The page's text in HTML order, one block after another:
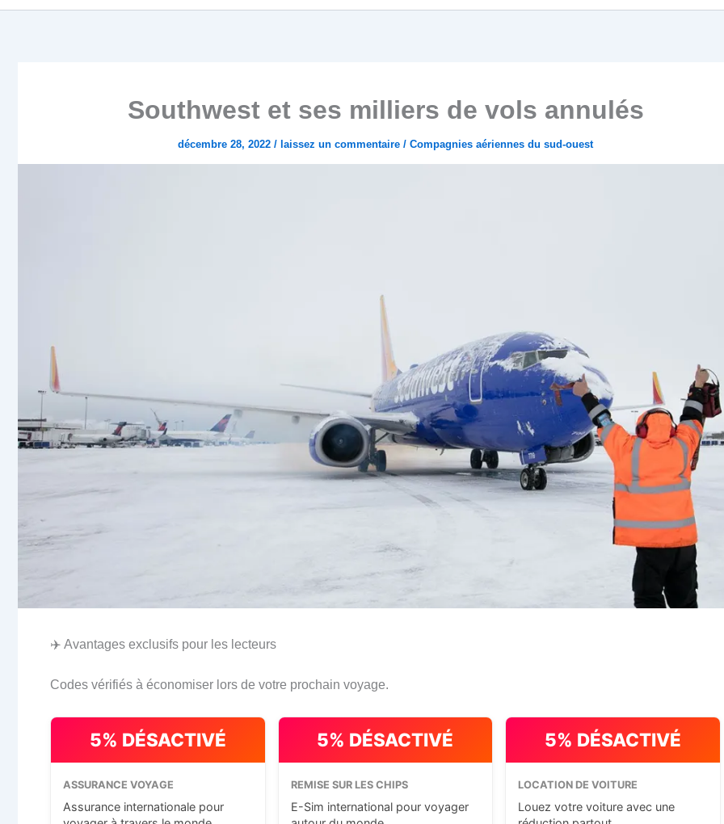
Southwest et ses milliers de vols annulés
décembre 28, 2022 / laissez un commentaire / Compagnies aériennes du sud-ouest
✈️ Avantages exclusifs pour les lecteurs
Codes vérifiés à économiser lors de votre prochain voyage.
5% DÉSACTIVÉ
ASSURANCE VOYAGE
Assurance internationale pour
5% DÉSACTIVÉ
REMISE SUR LES CHIPS
E-Sim international pour voyager
5% DÉSACTIVÉ
LOCATION DE VOITURE
Louez votre voiture avec une